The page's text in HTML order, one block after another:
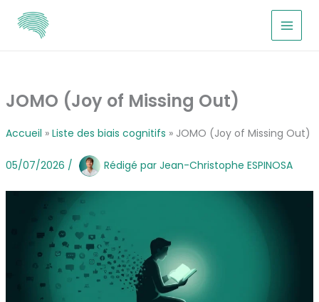
contenu
JOMO (Joy of Missing Out)
Accueil Liste des biais cognitifs JOMO (Joy of Missing Out)
05/07/2026 / Rédigé par Jean-Christophe ESPINOSA